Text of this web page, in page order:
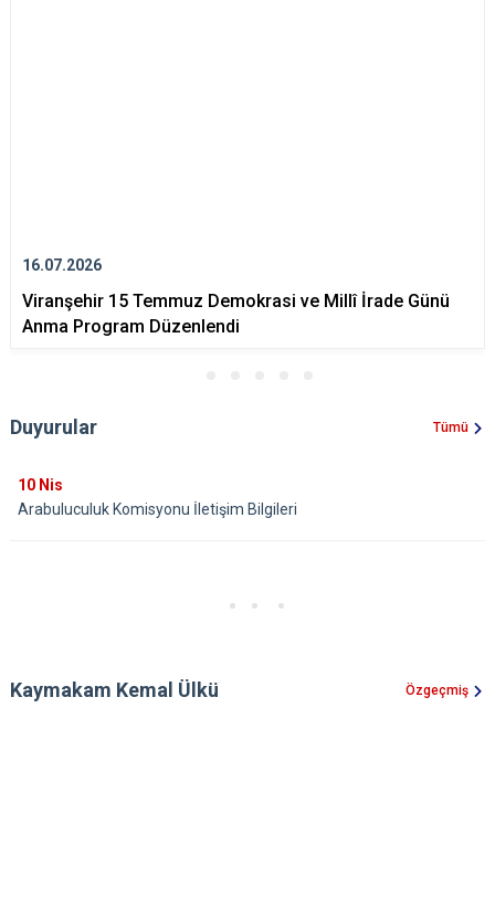
16.07.2026
Viranşehir 15 Temmuz Demokrasi ve Millî İrade Günü
Anma Program Düzenlendi
Duyurular Tümü
10 Nis
Arabuluculuk Komisyonu İletişim Bilgileri
Kaymakam Kemal Ülkü Özgeçmiş